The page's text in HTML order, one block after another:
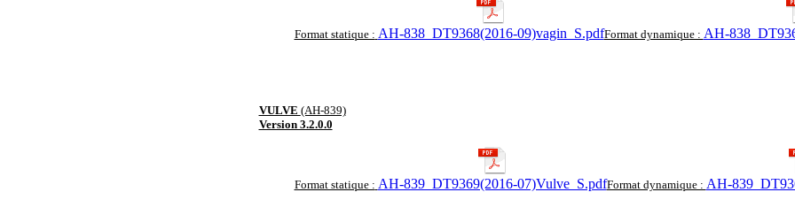
Format statique : AH-838_DT9368(2016-09)vagin_S.pdfFormat dynamique : AH-
VULVE (AH-839)
Version 3.2.0.0
Format statique : AH-839_DT9369(2016-07)Vulve_S.pdfFormat dynamique : AH-